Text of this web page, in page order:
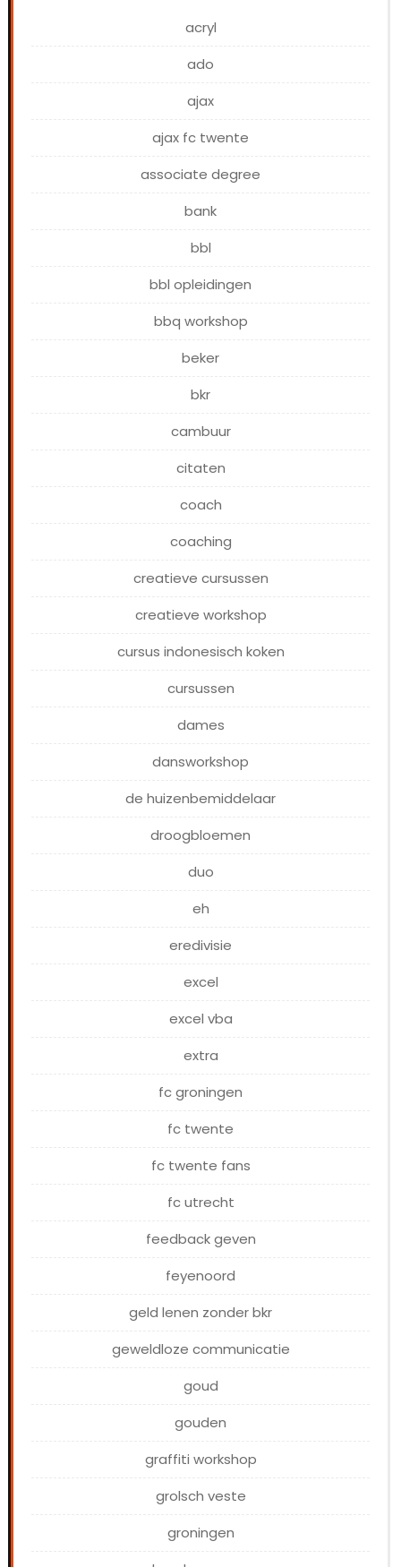
acryl
ado
ajax
ajax fc twente
associate degree
bank
bbl
bbl opleidingen
bbq workshop
beker
bkr
cambuur
citaten
coach
coaching
creatieve cursussen
creatieve workshop
cursus indonesisch koken
cursussen
dames
dansworkshop
de huizenbemiddelaar
droogbloemen
duo
eh
eredivisie
excel
excel vba
extra
fc groningen
fc twente
fc twente fans
fc utrecht
feedback geven
feyenoord
geld lenen zonder bkr
geweldloze communicatie
goud
gouden
graffiti workshop
grolsch veste
groningen